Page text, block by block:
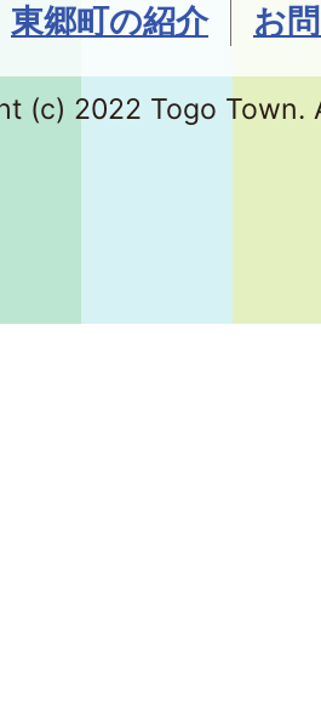
東郷町の紹介
お
(c) 2022 Togo Town.